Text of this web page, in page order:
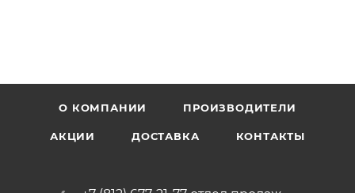
О КОМПАНИИ ПРОИЗВОДИТЕЛИ
АКЦИИ ДОСТАВКА КОНТАКТЫ